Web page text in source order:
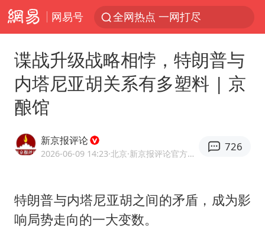
网易号 全网热点 一网打尽
谍战升级战略相悖，特朗普与
内塔尼亚胡关系有多塑料 | 京
酿馆
新京报评论
2026-06-09 14:23·北京 ·新京报评论官方网易号
726
特朗普与内塔尼亚胡之间的矛盾，成为影
响局势走向的一大变数。